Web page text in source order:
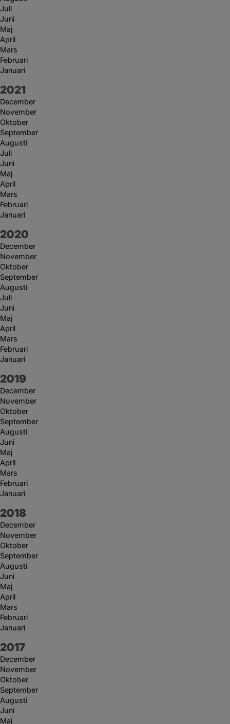
Juli
Juni
Maj
April
Mars
Februari
Januari
År:
2021
December
November
Oktober
September
Augusti
Juli
Juni
Maj
April
Mars
Februari
Januari
År:
2020
December
November
Oktober
September
Augusti
Juli
Juni
Maj
April
Mars
Februari
Januari
År:
2019
December
November
Oktober
September
Augusti
Juni
Maj
April
Mars
Februari
Januari
År:
2018
December
November
Oktober
September
Augusti
Juni
Maj
April
Mars
Februari
Januari
År:
2017
December
November
Oktober
September
Augusti
Juni
Maj